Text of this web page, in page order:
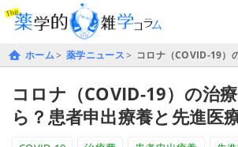
ホーム 薬学ニュース コロナ（COVID-19）
コロナ（COVID-19）の治
ら？患者申出療養と先進医